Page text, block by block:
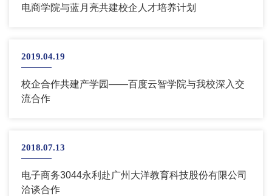
电商学院与蓝月亮共建校企人才培养计划
2019.04.19
校企合作共建产学园——百度云智学院与我校深入交
流合作
2018.07.13
电子商务3044永利赴广州大洋教育科技股份有限公司
洽谈合作